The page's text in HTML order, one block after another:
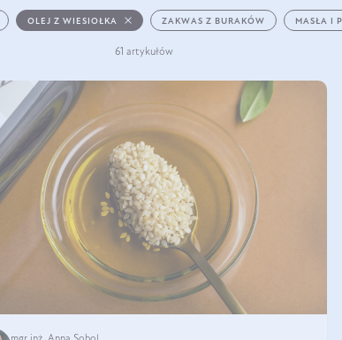
OLEJ Z WIESIOŁKA ZAKWAS Z BURAKÓW MASŁA I
61 artykułów